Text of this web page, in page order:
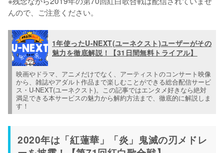
んので、ご注意ください。
1年使ったU-NEXT(ユーネクスト)ユーザーがその
魅力を徹底解説！【31日間無料トライアル】
映画やドラマ、アニメだけでなく、アーティストのコンサート映像
から、雑誌やアダルト作品まで楽しむことができる総合配信サービ
ス・U-NEXT(ユーネクスト)。この記事ではエンタメ好きなら絶対
満足できる本サービスの魅力から解約方法まで、徹底的に解説しま
す！
2020年は「紅蓮華」「炎」鬼滅の刃メドレ